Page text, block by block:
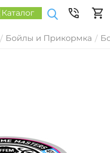
Каталог
/ Бойлы и Прикормка /